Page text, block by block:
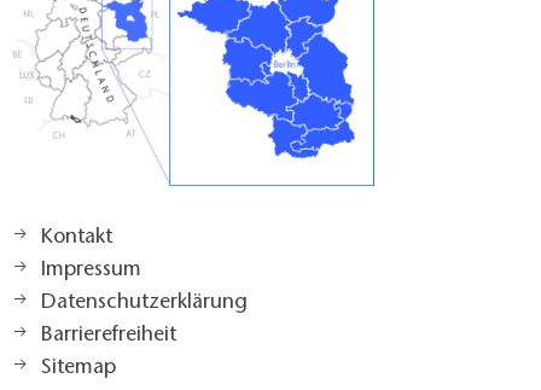
Kontakt
Impressum
Datenschutzerklärung
Barrierefreiheit
Sitemap